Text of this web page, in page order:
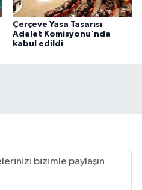
Çerçeve Yasa Tasarısı
Adalet Komisyonu'nda
kabul edildi